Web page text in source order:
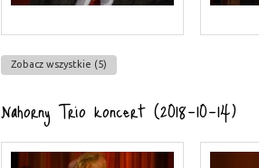
Zobacz wszystkie (5)
Nahorny Trio koncert (2018-10-14)